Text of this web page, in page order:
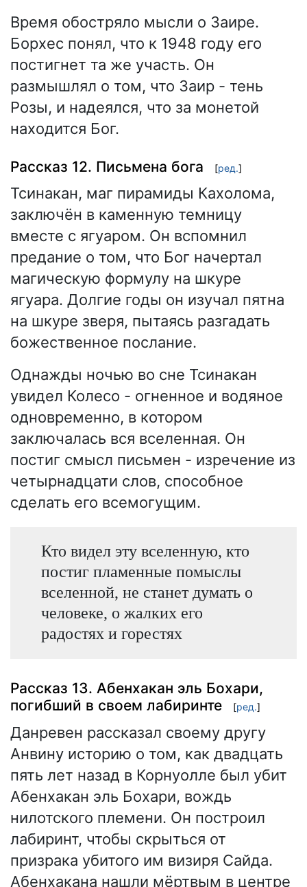
Время обостряло мысли о Заире.
Борхес понял, что к 1948 году его
постигнет та же участь. Он
размышлял о том, что Заир - тень
Розы, и надеялся, что за монетой
находится Бог.
Рассказ 12. Письмена бога [ред.]
Тсинакан, маг пирамиды Кахолома,
заключён в каменную темницу
вместе с ягуаром. Он вспомнил
предание о том, что Бог начертал
магическую формулу на шкуре
ягуара. Долгие годы он изучал пятна
на шкуре зверя, пытаясь разгадать
божественное послание.
Однажды ночью во сне Тсинакан
увидел Колесо - огненное и водяное
одновременно, в котором
заключалась вся вселенная. Он
постиг смысл письмен - изречение из
четырнадцати слов, способное
сделать его всемогущим.
Кто видел эту вселенную, кто
постиг пламенные помыслы
вселенной, не станет думать о
человеке, о жалких его
радостях и горестях
Рассказ 13. Абенхакан эль Бохари,
погибший в своем лабиринте
[ред.]
Данревен рассказал своему другу
Анвину историю о том, как двадцать
пять лет назад в Корнуолле был убит
Абенхакан эль Бохари, вождь
нилотского племени. Он построил
лабиринт, чтобы скрыться от
призрака убитого им визиря Сайда.
Абенхакана нашли мёртвым в центре